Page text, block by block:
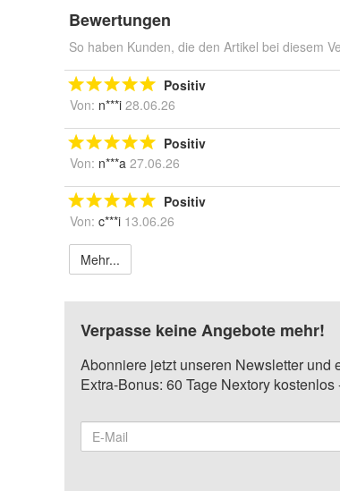
Bewertungen
So haben Kunden, die den Artikel bei diesem
Positiv
Von: n***i 28.06.26
Positiv
Von: n***a 27.06.26
Positiv
Von: c***i 13.06.26
Mehr...
Verpasse keine Angebote mehr!
Abonniere jetzt unseren Newsletter
Extra-Bonus: 60 Tage Nextory